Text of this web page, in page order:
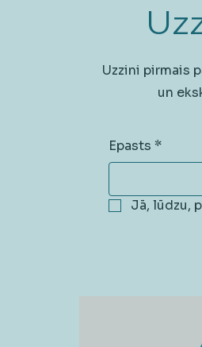
Uzzini pirmais
un
Epasts *
Jā, lūdzu,